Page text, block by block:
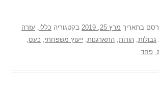
בתאריך מרץ 25, 2019 בקטגוריה כללי
עזרה
גבולות הורות התארגנות ייעוץ משפחתי כעס
פחד